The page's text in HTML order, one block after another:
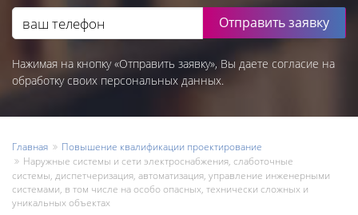
Отправить заявку
Нажимая на кнопку «Отправить заявку», Вы даете согласие на
обработку своих персональных данных.
Главная
Повышение квалификации проектирование
Наружные системы и сети электроснабжения, слаботочные
системы, диспетчеризация, автоматизация, управление инженерными
системами, в том числе на особо опасных, технически сложных и
уникальных объектах